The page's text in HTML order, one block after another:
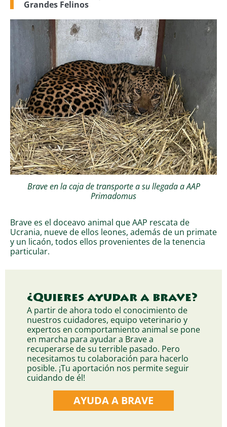
Grandes Felinos
Brave en la caja de transporte a su llegada a AAP
Primadomus
Brave es el doceavo animal que AAP rescata de
Ucrania, nueve de ellos leones, además de un primate
y un licaón, todos ellos provenientes de la tenencia
particular.
¿Quieres ayudar a brave?
A partir de ahora todo el conocimiento de
nuestros cuidadores, equipo veterinario y
expertos en comportamiento animal se pone
en marcha para ayudar a Brave a
recuperarse de su terrible pasado. Pero
necesitamos tu colaboración para hacerlo
posible. ¡Tu aportación nos permite seguir
cuidando de él!
AYUDA A BRAVE